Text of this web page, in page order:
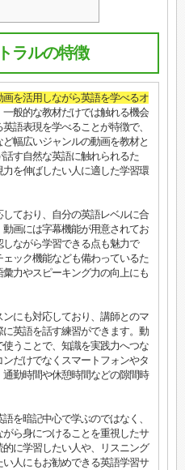
ラルの特徴
画を活用しながら英語を学べるオ
一般的な教材だけでは触れる機会
語表現を学べることが特徴で、
幅広いジャンルの動画を教材と
す自然な英語に触れられるた
を伸ばしたい人に適した学習環
ており、自分の英語レベルに合
画には字幕機能が用意されてお
ながら学習できる点も魅力で
ック機能なども備わっているた
力やスピーキング力の向上にも
にも対応しており、講師とのマ
英語を話す練習ができます。動
うことで、知識を実践力へつな
だけでなくスマートフォンやタ
勤時間や休憩時間などの隙間時
を暗記中心で学ぶのではなく、
ら身につけることを重視したサ
に学習したい人や、リスニング
人にもお勧めできる英語学習サ